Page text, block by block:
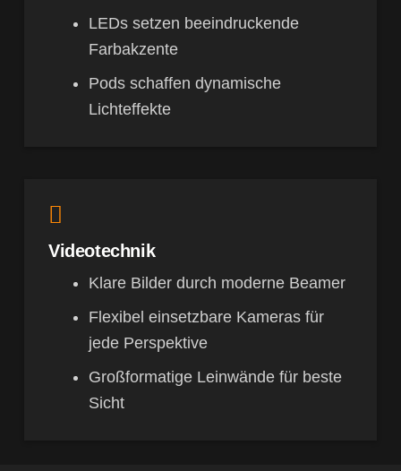
LEDs setzen beeindruckende
Farbakzente
Pods schaffen dynamische
Lichteffekte
Videotechnik
Klare Bilder durch moderne Beamer
Flexibel einsetzbare Kameras für
jede Perspektive
Großformatige Leinwände für beste
Sicht